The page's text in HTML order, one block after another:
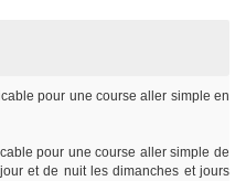
pour une course aller simple en
pour une course aller simple de
et de nuit les dimanches et jours